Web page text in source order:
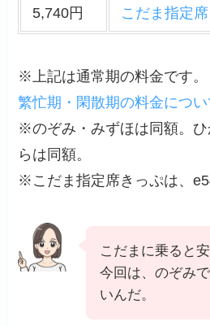
5,740円 こだま指定
※上記は通常期の料金です
繁忙期・閑散期の料金につい
※のぞみ・みずほは同額。ひ
らは同額。
※こだま指定席きっぷは、
こだまに乗ると
今回は、のぞみ
いんだ。